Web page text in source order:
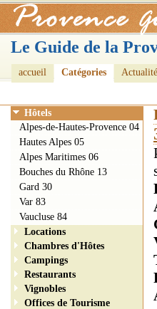
Le Guide de la
accueil Catégories
Hôtels
Alpes-de-Hautes-Provence 04
Hautes Alpes 05
Alpes Maritimes 06
Bouches du Rhône 13
Gard 30
Var 83
Vaucluse 84
Locations
Chambres d'Hôtes
Campings
Restaurants
Vignobles
Offices de Tourisme